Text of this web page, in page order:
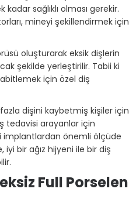
sağlıklı olması gerekir.
mineyi şekillendirmek için
oluşturarak eksik dişlerin
şekilde yerleştirilir. Tabii ki
için özel diş
dişini kaybetmiş kişiler için
tedavisi arayanlar için
implantlardan önemli ölçüde
bir ağız hijyeni ile bir diş
Full Porselen